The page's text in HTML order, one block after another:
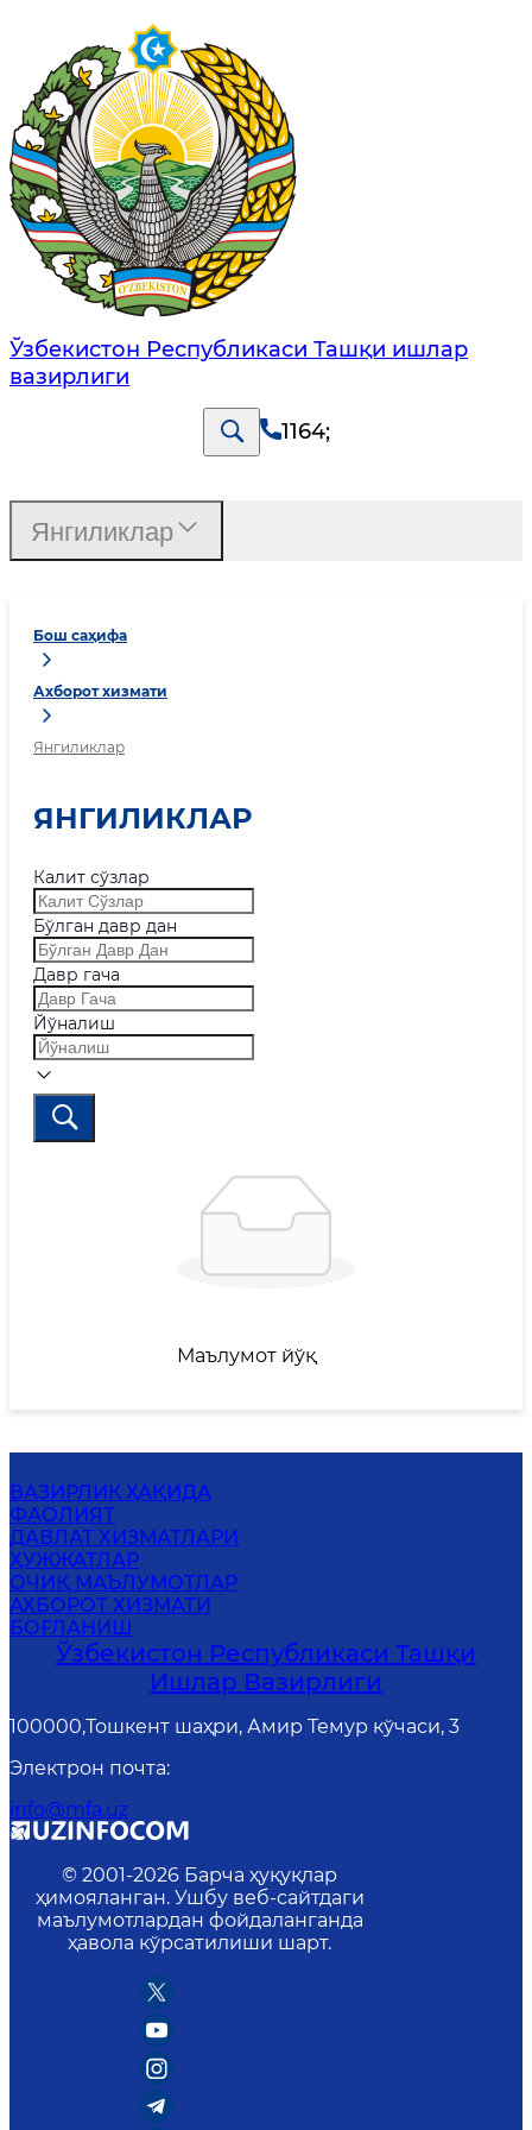
Ўзбекистон Республикаси Ташқи ишлар
вазирлиги
1164;
Бош саҳифа
Ахборот хизмати
Янгиликлар
ЯНГИЛИКЛАР
Калит сўзлар
Бўлган давр дан
Давр гача
Йўналиш
Маълумот йўқ
Янгиликлар
ВАЗИРЛИК ҲАҚИДА
ФАОЛИЯТ
ДАВЛАТ ХИЗМАТЛАРИ
ҲУЖЖАТЛАР
ОЧИҚ МАЪЛУМОТЛАР
АХБОРОТ ХИЗМАТИ
БОҒЛАНИШ
Ўзбекистон Республикаси Ташқи
Ишлар Вазирлиги
100000,Тошкент шаҳри, Амир Темур кўчаси, 3
Электрон почта:
info@mfa.uz
© 2001-2026 Барча ҳуқуқлар
ҳимояланган. Ушбу веб-сайтдаги
маълумотлардан фойдаланганда
ҳавола кўрсатилиши шарт.